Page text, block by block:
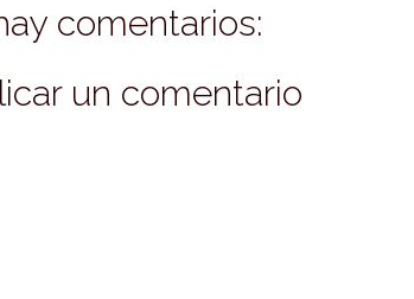
comentarios:
un comentario